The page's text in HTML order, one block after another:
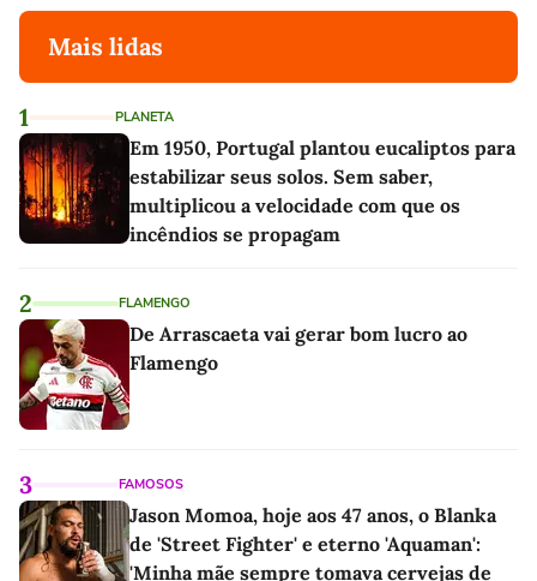
Mais lidas
1 PLANETA
Em 1950, Portugal plantou eucaliptos para
estabilizar seus solos. Sem saber,
multiplicou a velocidade com que os
incêndios se propagam
2 FLAMENGO
De Arrascaeta vai gerar bom lucro ao
Flamengo
3 FAMOSOS
Jason Momoa, hoje aos 47 anos, o Blanka
de 'Street Fighter' e eterno 'Aquaman':
'Minha mãe sempre tomava cervejas de